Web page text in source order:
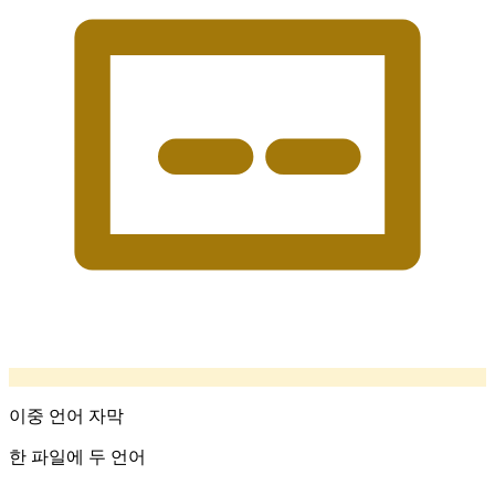
이중 언어 자막
한 파일에 두 언어